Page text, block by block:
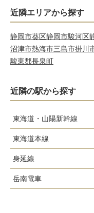
近隣エリアから探す
静岡市葵区静岡市駿河区
沼津市熱海市三島市掛川
駿東郡長泉町
近隣の駅から探す
東海道・山陽新幹線
新富士駅
東海道本線
東田子の浦駅
吉原駅
身延線
富士根駅
岳南電車